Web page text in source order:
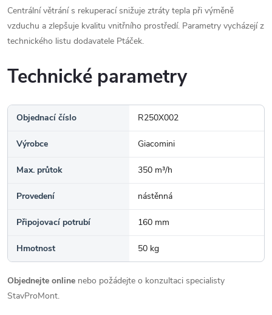
Centrální větrání s rekuperací snižuje ztráty tepla při výměně
vzduchu a zlepšuje kvalitu vnitřního prostředí. Parametry vycházejí z
technického listu dodavatele Ptáček.
Technické parametry
Objednací číslo R250X002
Výrobce Giacomini
Max. průtok 350 m³/h
Provedení nástěnná
Připojovací potrubí 160 mm
Hmotnost 50 kg
Objednejte online nebo požádejte o konzultaci specialisty
StavProMont.